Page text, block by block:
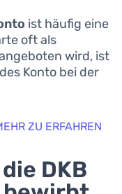
ist häufig eine
oft als
wird, ist
Konto bei der
ZU ERFAHREN
DKB